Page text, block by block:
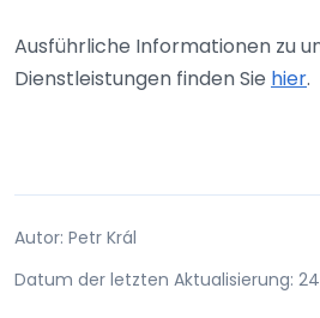
Ausführliche Informationen zu
Dienstleistungen finden Sie hier.
Autor: Petr Král
Datum der letzten Aktualisierung: